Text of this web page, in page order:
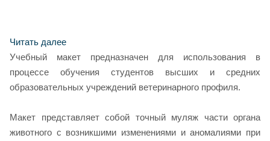
Читать далее
Учебный макет предназначен для использования в
процессе обучения студентов высших и средних
образовательных учреждений ветеринарного профиля.
Макет представляет собой точный муляж части органа
животного с возникшими изменениями и аномалиями при